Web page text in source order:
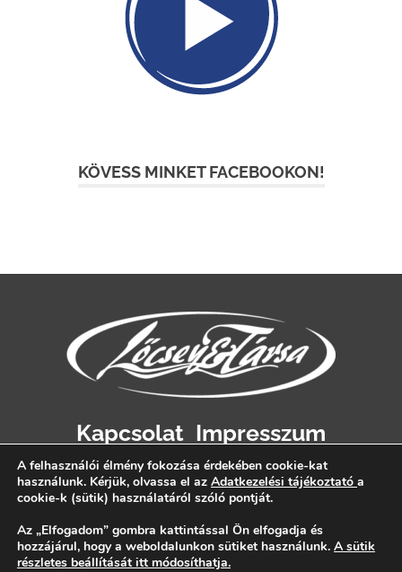
KÖVESS MINKET FACEBOOKON!
Kapcsolat Impresszum
Adatvédelem
A felhasználói élmény fokozása érdekében cookie-kat
használunk. Kérjük, olvassa el az Adatkezelési tájékoztató a
cookie-k (sütik) használatáról szóló pontját.
Az „Elfogadom” gombra kattintással Ön elfogadja és
hozzájárul, hogy a weboldalunkon sütiket használunk. A sütik
részletes beállítását itt módosíthatja.